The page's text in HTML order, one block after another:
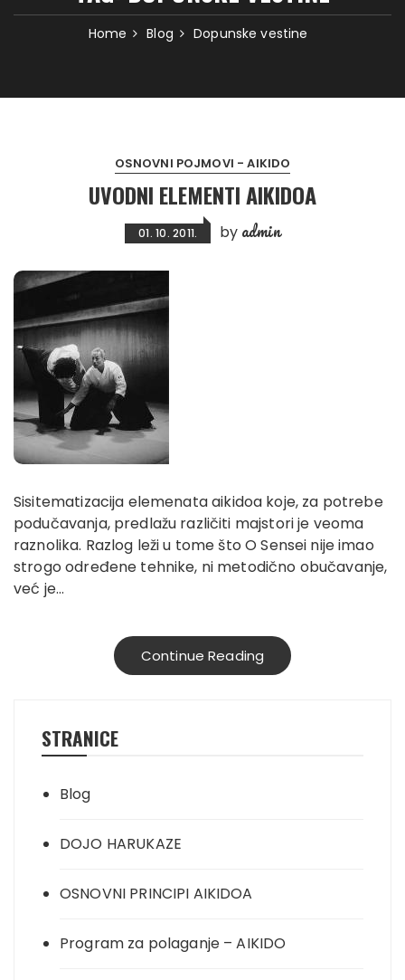
Home Blog Dopunske vestine
OSNOVNI POJMOVI - AIKIDO
UVODNI ELEMENTI AIKIDOA
01. 10. 2011. by admin
Sisitematizacija elemenata aikidoa koje, za potrebe
podučavanja, predlažu različiti majstori je veoma
raznolika. Razlog leži u tome što O Sensei nije imao
strogo određene tehnike, ni metodično obučavanje,
već je…
Continue Reading
STRANICE
Blog
DOJO HARUKAZE
OSNOVNI PRINCIPI AIKIDOA
Program za polaganje – AIKIDO